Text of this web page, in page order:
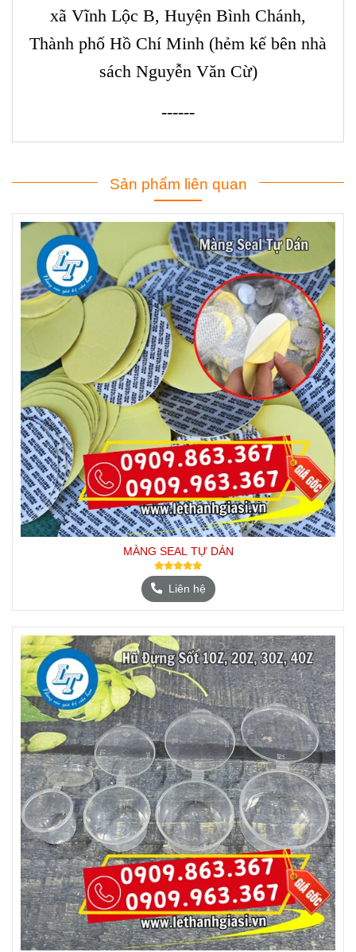
xã Vĩnh Lộc B, Huyện Bình Chánh,
Thành phố Hồ Chí Minh (hẻm kế bên nhà
sách Nguyễn Văn Cừ)
------
Sản phẩm liên quan
MÀNG SEAL TỰ DÁN
Liên hệ